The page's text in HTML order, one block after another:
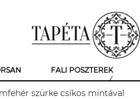
FALI POSZTEREK
szürke csíkos mintával